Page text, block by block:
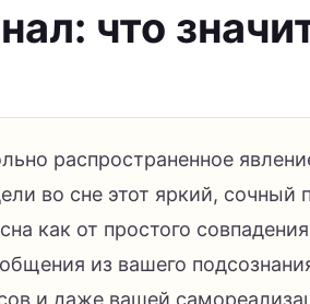
что
распространенное
во сне этот яркий, сочный
как от простого
из вашего
и даже вашей